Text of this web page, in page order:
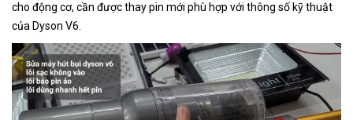
cho động cơ, cần được thay pin mới phù hợp với thông số kỹ thuật
của Dyson V6.